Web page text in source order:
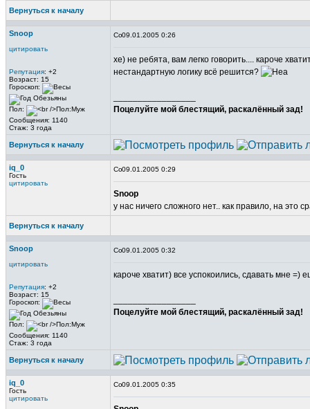
Вернуться к началу
Snoop
цитировать
Репутация: +2
Возраст: 15
Гороскоп:
Пол:
Сообщения: 1140
Стаж: 3 года
09.01.2005 0:26
хе) не ребята, вам легко говорить.... кароче
нестандартную логику всё решится?
Поцелуйте мой блестящий, раскалённый зад!
Вернуться к началу
iq_0
Гость
цитировать
09.01.2005 0:29
Snoop
у нас ничего сложного нет.. как правило, на это
Вернуться к началу
Snoop
цитировать
Репутация: +2
Возраст: 15
Гороскоп:
Пол:
Сообщения: 1140
Стаж: 3 года
09.01.2005 0:32
кароче хватит) все успокоились, сдавать мне =)
Поцелуйте мой блестящий, раскалённый зад!
Вернуться к началу
iq_0
Гость
цитировать
09.01.2005 0:35